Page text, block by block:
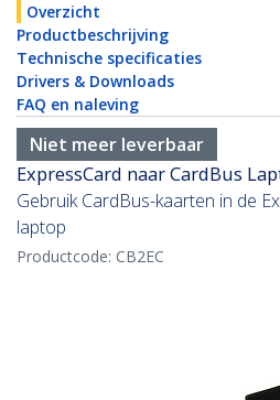
Overzicht
Productbeschrijving
Technische specificaties
Drivers & Downloads
FAQ en naleving
Niet meer leverbaar
ExpressCard naar CardBus
Gebruik CardBus-kaarten in de
laptop
Productcode: CB2EC